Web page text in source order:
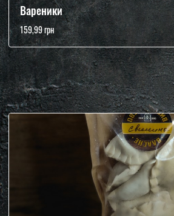
Вареники
159,99 грн